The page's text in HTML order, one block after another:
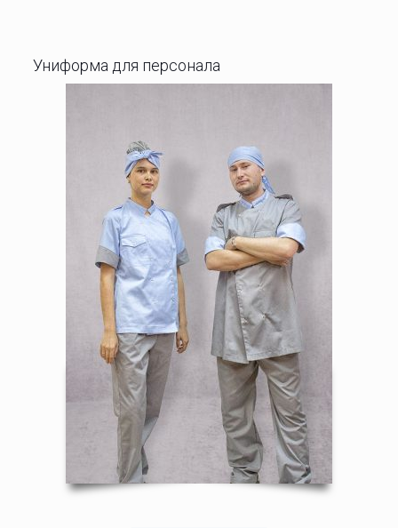
Униформа для персонала